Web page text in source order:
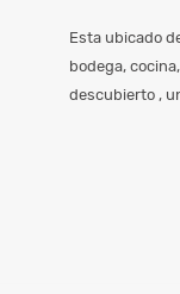
Esta ubicado
bodega,
descubierto ,